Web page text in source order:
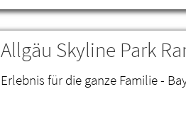
Allgäu Skyline Park
Erlebnis für die ganze Familie -